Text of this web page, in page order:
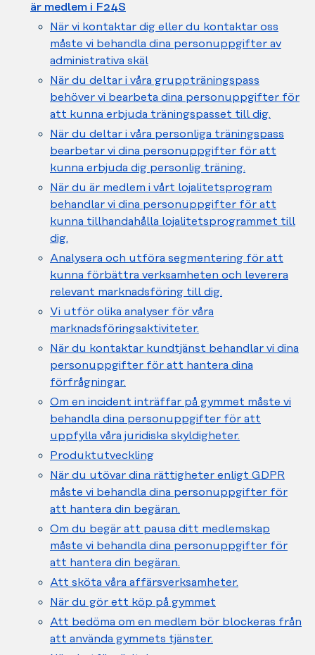
är medlem i F24S
När vi kontaktar dig eller du kontaktar oss
måste vi behandla dina personuppgifter av
administrativa skäl
När du deltar i våra gruppträningspass
behöver vi bearbeta dina personuppgifter för
att kunna erbjuda träningspasset till dig.
När du deltar i våra personliga träningspass
bearbetar vi dina personuppgifter för att
kunna erbjuda dig personlig träning.
När du är medlem i vårt lojalitetsprogram
behandlar vi dina personuppgifter för att
kunna tillhandahålla lojalitetsprogrammet till
dig.
Analysera och utföra segmentering för att
kunna förbättra verksamheten och leverera
relevant marknadsföring till dig.
Vi utför olika analyser för våra
marknadsföringsaktiviteter.
När du kontaktar kundtjänst behandlar vi dina
personuppgifter för att hantera dina
förfrågningar.
Om en incident inträffar på gymmet måste vi
behandla dina personuppgifter för att
uppfylla våra juridiska skyldigheter.
Produktutveckling
När du utövar dina rättigheter enligt GDPR
måste vi behandla dina personuppgifter för
att hantera din begäran.
Om du begär att pausa ditt medlemskap
måste vi behandla dina personuppgifter för
att hantera din begäran.
Att sköta våra affärsverksamheter.
När du gör ett köp på gymmet
Att bedöma om en medlem bör blockeras från
att använda gymmets tjänster.